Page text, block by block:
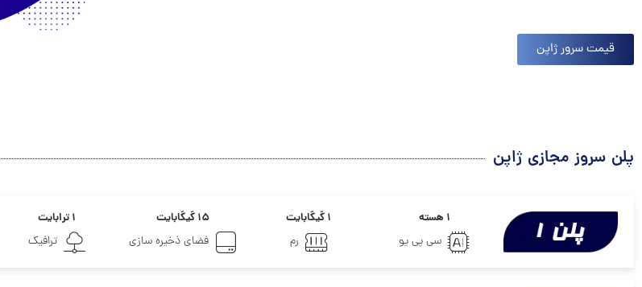
قیمت سرور ژاپن
پلن سروز مجازی ژاپن
۱ هسته
سی پی یو
۱ گیگابایت
رم
۱۵ گیگابایت
فضای ذخیره سازی
۱ ترابایت
ترافیک